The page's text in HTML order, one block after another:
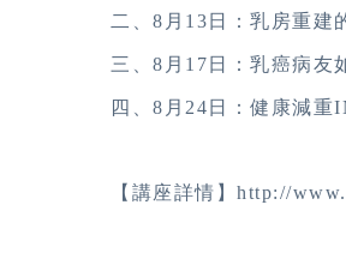
二、8月13日：乳房重建
三、8月17日：乳癌病友
四、8月24日：健康減重
【講座詳情】http://